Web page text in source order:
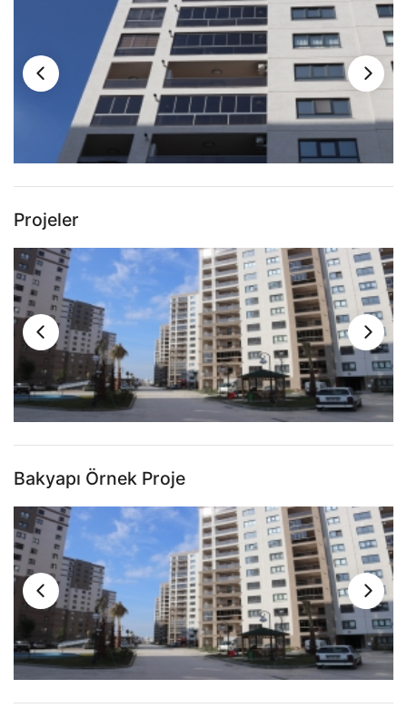
Projeler
Bakyapı Örnek Proje